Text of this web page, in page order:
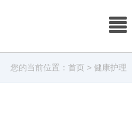
您的当前位置：首页 > 健康护理